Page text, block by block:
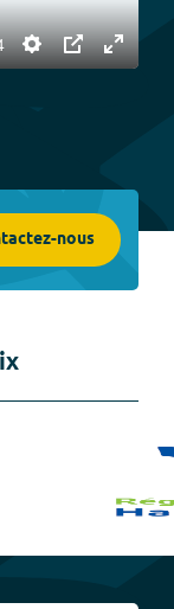
Settings
PIP
Enter
nous